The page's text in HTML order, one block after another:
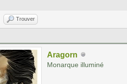
Trouver
Aragorn
Monarque illuminé